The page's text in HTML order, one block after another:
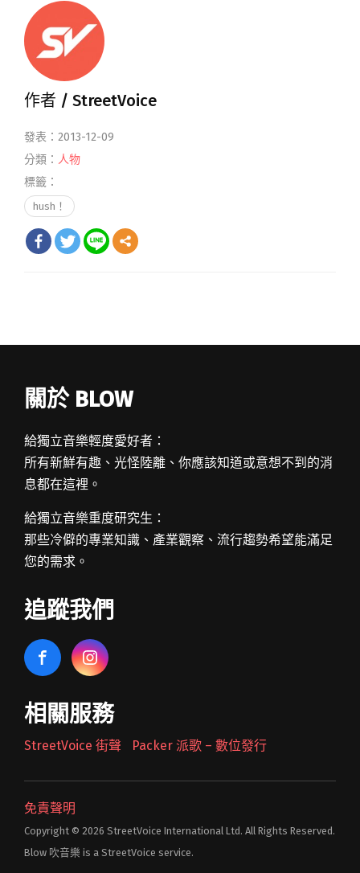
作者 / StreetVoice
發表：2013-12-09
分類： 人物
標籤：
hush！
關於 BLOW
給獨立音樂輕度愛好者：
所有新鮮有趣、光怪陸離、你應該知道或意想不到的消
息都在這裡。
給獨立音樂重度研究生：
那些冷僻的專業知識、產業觀察、流行趨勢希望能滿足
您的需求。
追蹤我們
相關服務
StreetVoice 街聲 Packer 派歌 – 數位發行
免責聲明
Copyright © 2026 StreetVoice International Ltd. All Rights Reserved.
Blow 吹音樂 is a StreetVoice service.